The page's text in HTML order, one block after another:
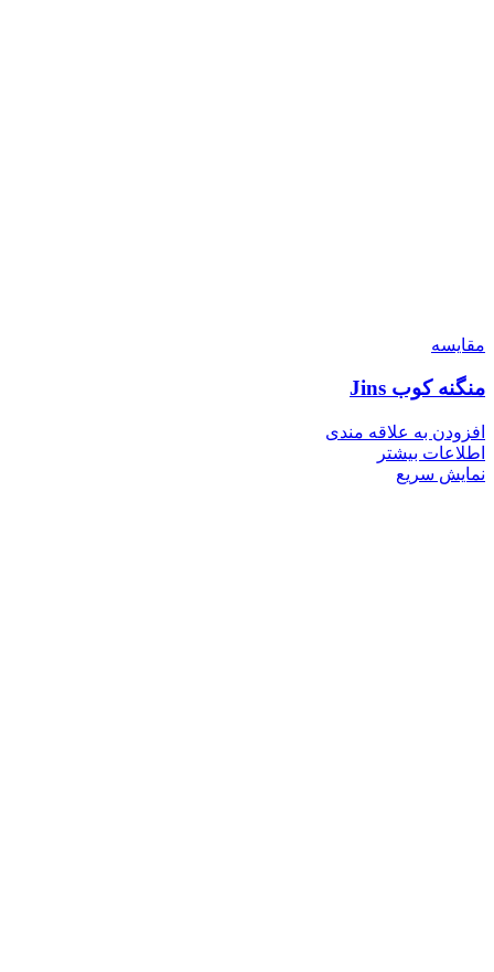
مقايسه
منگنه کوب Jins
افزودن به علاقه مندی
اطلاعات بیشتر
نمایش سریع